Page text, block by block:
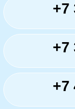
+7
+7
+7